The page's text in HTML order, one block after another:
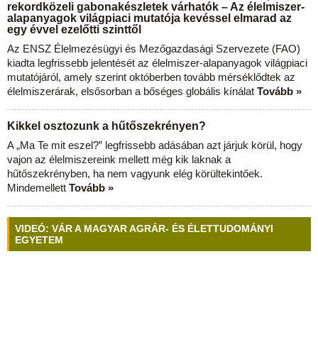
rekordközeli gabonakészletek várhatók – Az élelmiszer-
alapanyagok világpiaci mutatója kevéssel elmarad az
egy évvel ezelőtti szinttől
Az ENSZ Élelmezésügyi és Mezőgazdasági Szervezete (FAO)
kiadta legfrissebb jelentését az élelmiszer-alapanyagok világpiaci
mutatójáról, amely szerint októberben tovább mérséklődtek az
élelmiszerárak, elsősorban a bőséges globális kínálat Tovább »
Kikkel osztozunk a hűtőszekrényen?
A „Ma Te mit eszel?” legfrissebb adásában azt járjuk körül, hogy
vajon az élelmiszereink mellett még kik laknak a
hűtőszekrényben, ha nem vagyunk elég körültekintőek.
Mindemellett Tovább »
VIDEÓ: VÁR A MAGYAR AGRÁR- ÉS ÉLETTUDOMÁNYI
EGYETEM